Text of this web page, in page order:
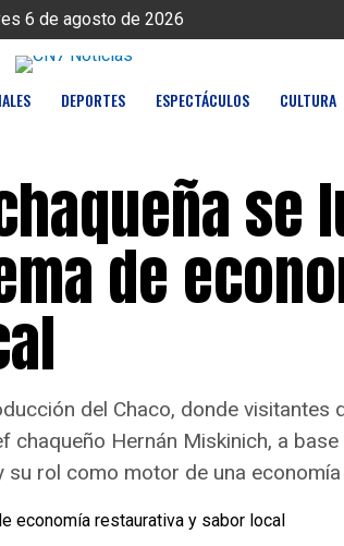
6 de agosto de 2026
DEPORTES ESPECTÁCULOS CULTURA
se
de
del Chaco, donde visitantes
Hernán Miskinich, a
rol como motor de una